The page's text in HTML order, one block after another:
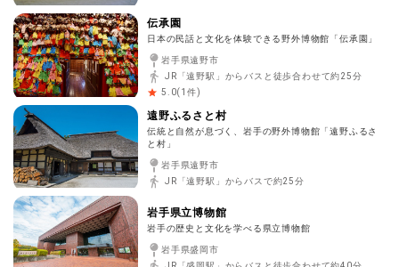
伝承園
日本の民話と文化を体験できる野外博物館「伝承園」
岩手県遠野市
JR「遠野駅」からバスと徒歩合わせて約25分
5.0( 1件)
遠野ふるさと村
伝統と自然が息づく、岩手の野外博物館「遠野ふるさ
と村」
岩手県遠野市
JR「遠野駅」からバスで約25分
岩手県立博物館
岩手の歴史と文化を学べる県立博物館
岩手県盛岡市